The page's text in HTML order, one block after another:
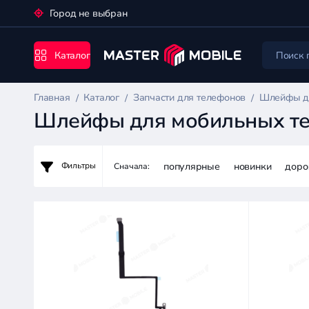
Город не выбран
Каталог
Главная Каталог Запчасти для телефонов Шлейфы
Шлейфы для мобильных
Запчасти
Фильтры Сначала: популярные новинки